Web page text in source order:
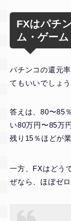
FXはパチ
ム・ゲー
パチンコの還元
てもいいでしょう
答えは、80〜85
い80万円〜85万
残り15％ほどが
一方、FXはどう
ぜなら、ほぼゼ